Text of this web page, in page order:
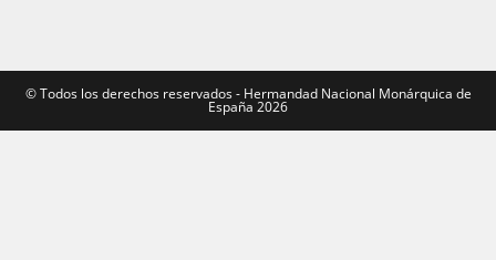
©️ Todos los derechos reservados - Hermandad Nacional Monárquica de
España 2026